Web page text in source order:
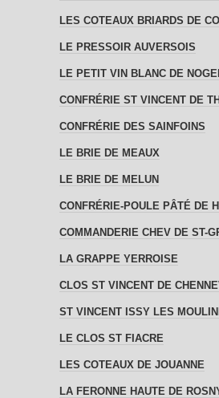
LES COTEAUX BRIARDS DE
LE PRESSOIR AUVERSOIS
LE PETIT VIN BLANC DE
CONFRÉRIE ST VINCENT DE
CONFRÉRIE DES SAINFOINS
LE BRIE DE MEAUX
LE BRIE DE MELUN
CONFRÉRIE-POULE PÂTÉ DE
COMMANDERIE CHEV DE ST-
LA GRAPPE YERROISE
CLOS ST VINCENT DE
ST VINCENT ISSY LES
LE CLOS ST FIACRE
LES COTEAUX DE JOUANNE
LA FERONNE HAUTE DE